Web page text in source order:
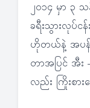
၂၀၁၄ မှာ ၃
ခရီးသွားလုပ်
ဟိုတယ်နဲ့ အပန်
တာအပြင် အီး
လည်း ကြိုးစာ